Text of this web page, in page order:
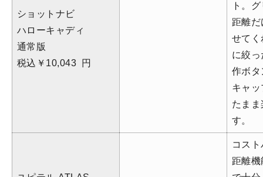
ショットナビ
ハローキャディ
通常版
税込￥10,043
円
ト。
距離
せて
に絞
作ボ
キャ
たま
す。
コス
距離